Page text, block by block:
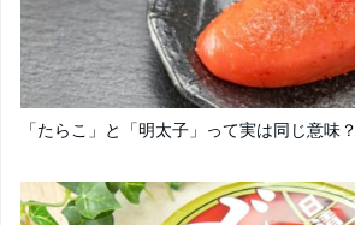
「たらこ」と「明太子」って実は同じ意味